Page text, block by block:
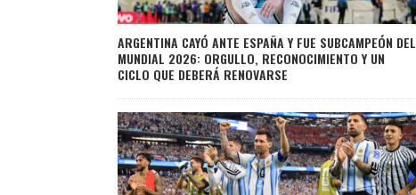
ARGENTINA CAYÓ ANTE ESPAÑA Y FUE SUBCAMPEÓN DEL
MUNDIAL 2026: ORGULLO, RECONOCIMIENTO Y UN
CICLO QUE DEBERÁ RENOVARSE